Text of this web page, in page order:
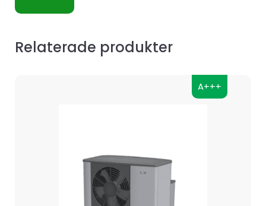
Relaterade produkter
A+++